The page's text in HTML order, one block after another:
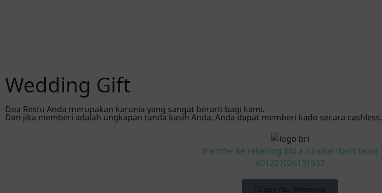
Wedding Gift
Doa Restu Anda merupakan karunia yang sangat berarti bagi kami.
Dan jika memberi adalah ungkapan tanda kasih Anda, Anda dapat memberi kado secara cashless.
transfer ke rekening BRI a.n Faisal Haris tama
601201026131537
Copy No. Rekening